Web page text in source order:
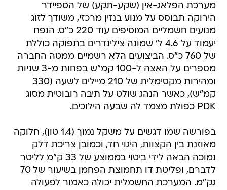
מערכת הפלאג-אין (שקע-תקע) של הספיידר
הירוקה תבוסס על מנוע בנזין מרכזי, משודך לזוג
מנועים חשמליים המוסיפים עוד 220 כ"ס. הנפח
יעמוד על 4.6 ל' שמונה צילינדרים בתפוקה כוללת
של 760 כ"ס. הביצועים הלא רשמיים ממטה החברה
מספרים על האצה ל-100 קמ"ש בפחות מ-3 שניות
ומהירות מקסימלית של 210 מיילים לשעה (330
קמ"ש), כאשר הנהג שולט על תיבה רובוטית מסוג
PDK כפולת מצמד לה שבעה הילוכים.
בפורשה שמו דגשים על משקל נמוך (1.4 טון), חלוקה
מאוזנת בין הקצוות, היגוי חד, וכמובן צריכת דלק
נמוכה הבאה לידי ביטוי בממוצע של 33 ק"מ לליטר
לדברם, ופליטת דו תחמוצת הפחמן בשיעור של 70
גק"מ. המערכת החשמלית יכולה כאמור לפעולה